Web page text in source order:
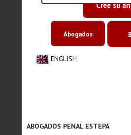
Cree su
ENGLISH
Abogados
ABOGADOS PENAL ESTEPA